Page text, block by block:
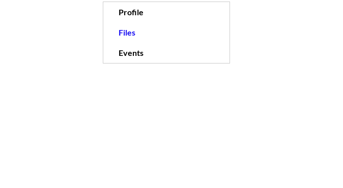
Profile
Files
Events